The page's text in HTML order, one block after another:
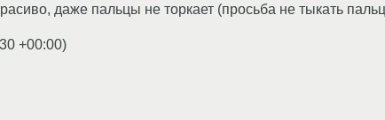
даже пальцы не торкает (просьба не тыкать
+00:00)